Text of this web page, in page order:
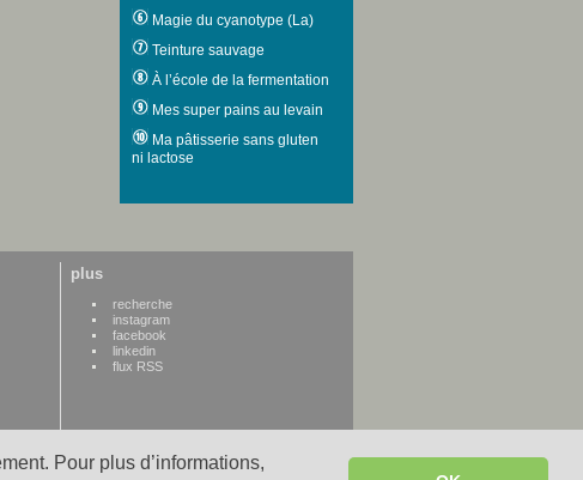
Pour plus d’informations,
Magie du cyanotype (La)
Teinture sauvage
À l’école de la fermentation
Mes super pains au levain
Ma pâtisserie sans gluten
ni lactose
plus
recherche
instagram
facebook
linkedin
flux RSS
WWW credits